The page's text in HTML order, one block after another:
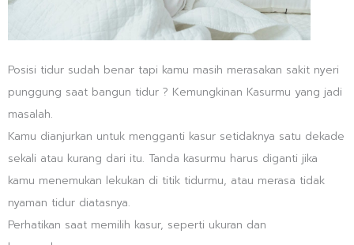
Posisi tidur sudah benar tapi kamu masih merasakan sakit nyeri
punggung saat bangun tidur ? Kemungkinan Kasurmu yang jadi
masalah.
Kamu dianjurkan untuk mengganti kasur setidaknya satu dekade
sekali atau kurang dari itu. Tanda kasurmu harus diganti jika
kamu menemukan lekukan di titik tidurmu, atau merasa tidak
nyaman tidur diatasnya.
Perhatikan saat memilih kasur, seperti ukuran dan